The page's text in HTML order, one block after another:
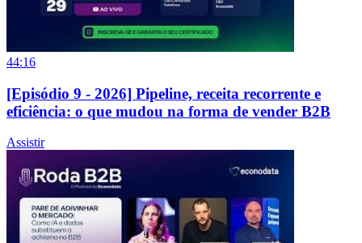
44:16
[Episódio 9 - 2026] Pipeline, receita recorrente e
eficiência: o que mudou na forma de vender B2B
Assistir